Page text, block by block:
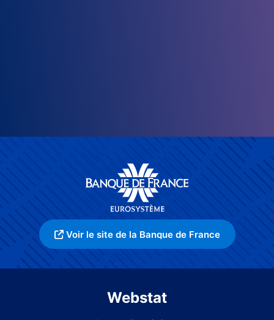
Voir le site de la Banque de France
Webstat